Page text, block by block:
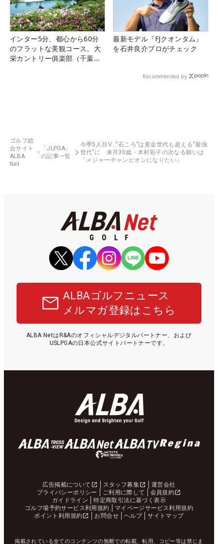
インター5分、都心から60分
のフラットな美観コース。大
栄カントリー俱楽部（千葉
最新モデル『FJクオンタム』
を石井良介プロがチェック
Recommended by
ゴルフ総
合サイト
ALBA
Net
「JLPGA」
の記事一覧
今季5人目V…“石ころ”は黄金世代も超える“最強
世代”に 来月30歳・木村彩子の次なる願いは
「メジャーチャンピオンになりたい」
ALBAゴルフニュース
メルマガ登録はこちら
ALBA NetはR&Aのオフィシャルデジタルパートナー、および
USLPGAの日本公式サイトパートナーです。
広告掲載について スタッフ募集
運営会社
プライバシーポリシー
ご利用に際して
会員規約
ガイドライン
特定商取引法に基づく表示
ゴルフ場予約サービス利用規約
マイページサービス利用規約
ポイント利用規約
お問合せ ヘルプ サイトマップ
掲載されている全てのコンテンツの無断での転載、転用、コピー等は禁じま